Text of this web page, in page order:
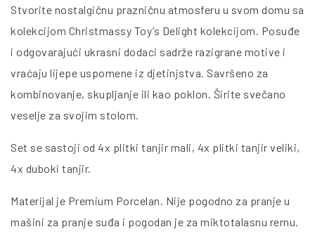
Stvorite nostalgičnu prazničnu atmosferu u svom domu sa
kolekcijom Christmassy Toy’s Delight kolekcijom. Posuđe
i odgovarajući ukrasni dodaci sadrže razigrane motive i
vraćaju lijepe uspomene iz djetinjstva. Savršeno za
kombinovanje, skupljanje ili kao poklon. Širite svečano
veselje za svojim stolom.
Set se sastoji od 4x plitki tanjir mali, 4x plitki tanjir veliki,
4x duboki tanjir.
Materijal je Premium Porcelan. Nije pogodno za pranje u
mašini za pranje suđa i pogodan je za miktotalasnu rernu.